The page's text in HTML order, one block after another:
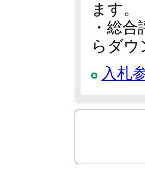
ます。
・総
らダ
入札